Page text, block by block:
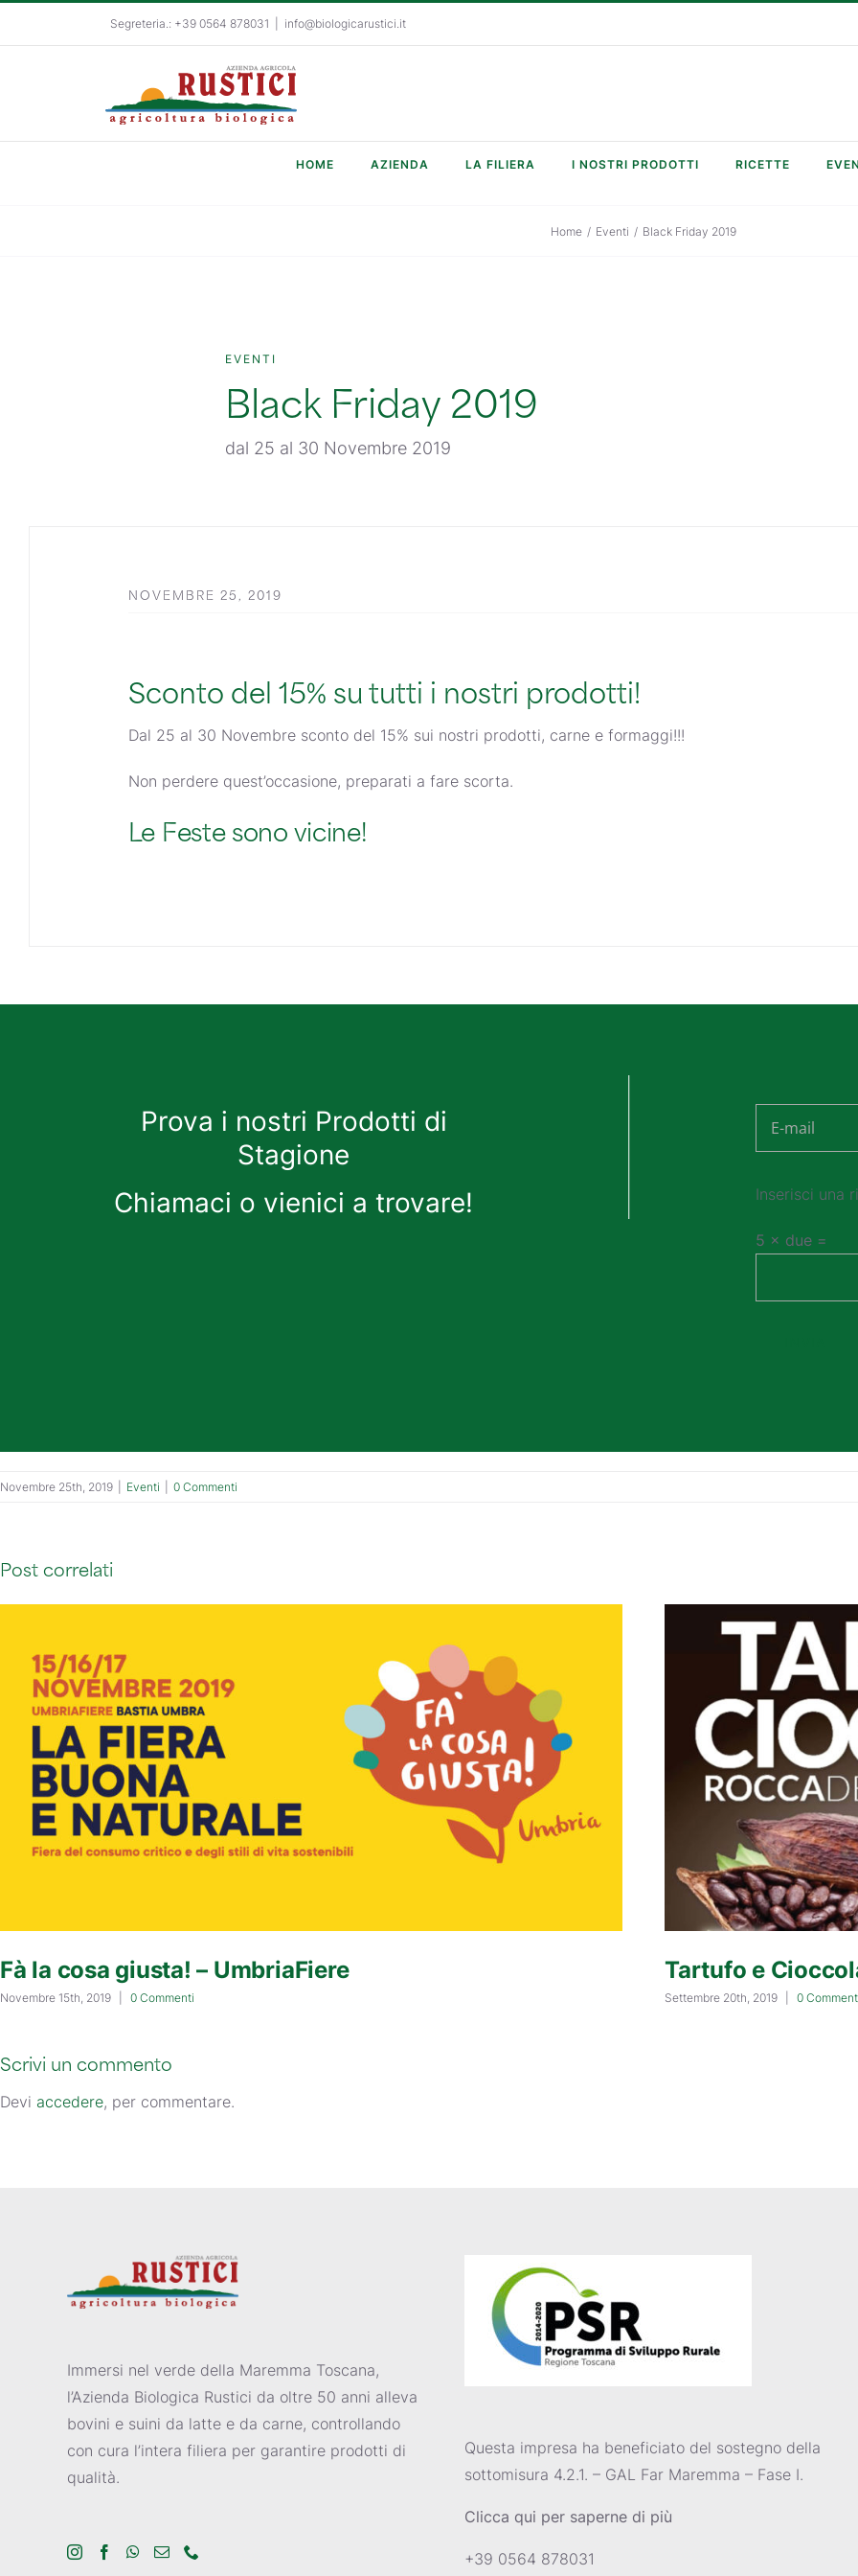
Segreteria.: +39 0564 878031 info@biologicarustici.it
HOME AZIENDA LA FILIERA I NOSTRI PRODOTTI RICETTE
Home / Eventi / Black Friday 2019
EVENTI
Black Friday 2019
dal 25 al 30 Novembre 2019
NOVEMBRE 25, 2019
Sconto del 15% su tutti i nostri prodotti!
Dal 25 al 30 Novembre sconto del 15% sui nostri prodotti, carne e formaggi!!!
Non perdere quest’occasione, preparati a fare scorta.
Le Feste sono vicine!
Prova i nostri Prodotti di
Stagione
Chiamaci o vienici a trovare!
Inserisci una
5 × due =
Novembre 25th, 2019 Eventi 0 Commenti
Post correlati
Fà la cosa giusta! – UmbriaFiere
Novembre 15th, 2019 0 Commenti
Tartufo e
Settembre 20th, 2019 0
Scrivi un commento
Devi accedere, per commentare.
Immersi nel verde della Maremma Toscana,
l’Azienda Biologica Rustici da oltre 50 anni alleva
bovini e suini da latte e da carne, controllando
con cura l’intera filiera per garantire prodotti di
qualità.
Questa impresa ha beneficiato del sostegno della
sottomisura 4.2.1. – GAL Far Maremma – Fase I.
Clicca qui per saperne di più
+39 0564 878031